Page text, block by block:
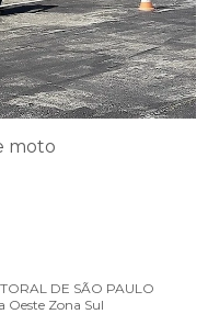
moto
DE SÃO PAULO
Oeste Zona Sul